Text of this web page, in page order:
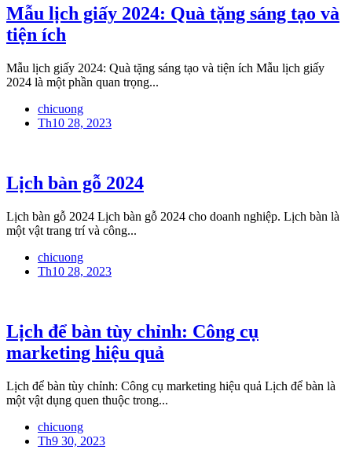
Mẫu lịch giấy 2024: Quà tặng sáng tạo và
tiện ích
Mẫu lịch giấy 2024: Quà tặng sáng tạo và tiện ích Mẫu lịch giấy
2024 là một phần quan trọng...
chicuong
Th10 28, 2023
Lịch bàn gỗ 2024
Lịch bàn gỗ 2024 Lịch bàn gỗ 2024 cho doanh nghiệp. Lịch bàn là
một vật trang trí và công...
chicuong
Th10 28, 2023
Lịch để bàn tùy chỉnh: Công cụ
marketing hiệu quả
Lịch để bàn tùy chỉnh: Công cụ marketing hiệu quả Lịch để bàn là
một vật dụng quen thuộc trong...
chicuong
Th9 30, 2023